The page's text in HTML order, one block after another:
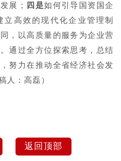
展；
四是如何引导国资国企
高效的现代化企业管理制
，以高质量的服务为企业营
通过全方位探索思考，总结
努力在推动全省经济社会发
人：高磊）
返回顶部